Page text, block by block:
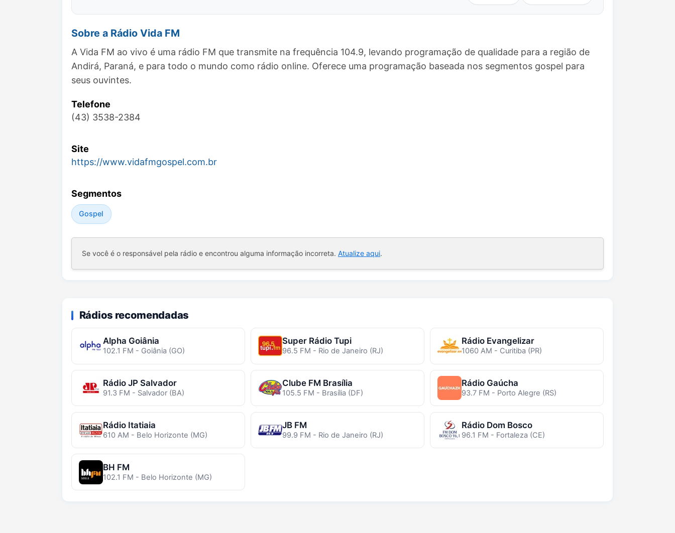
Sobre a Rádio Vida FM
A Vida FM ao vivo é uma rádio FM que transmite na frequência 104.9, levando programação de qualidade para a região de
Andirá, Paraná, e para todo o mundo como rádio online. Oferece uma programação baseada nos segmentos gospel para
seus ouvintes.
Telefone
(43) 3538-2384
Site
https://www.vidafmgospel.com.br
Segmentos
Gospel
Se você é o responsável pela rádio e encontrou alguma informação incorreta. Atualize aqui.
Rádios recomendadas
Alpha Goiânia
102.1 FM - Goiânia (GO)
Super Rádio Tupi
96.5 FM - Rio de Janeiro (RJ)
Rádio Evangelizar
1060 AM - Curitiba (PR)
Rádio JP Salvador
91.3 FM - Salvador (BA)
Clube FM Brasília
105.5 FM - Brasília (DF)
Rádio Gaúcha
93.7 FM - Porto Alegre (RS)
Rádio Itatiaia
610 AM - Belo Horizonte (MG)
JB FM
99.9 FM - Rio de Janeiro (RJ)
Rádio Dom Bosco
96.1 FM - Fortaleza (CE)
BH FM
102.1 FM - Belo Horizonte (MG)